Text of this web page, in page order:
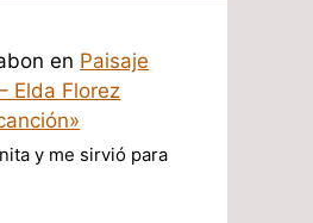
en Paisaje
Elda Florez
y me sirvió para